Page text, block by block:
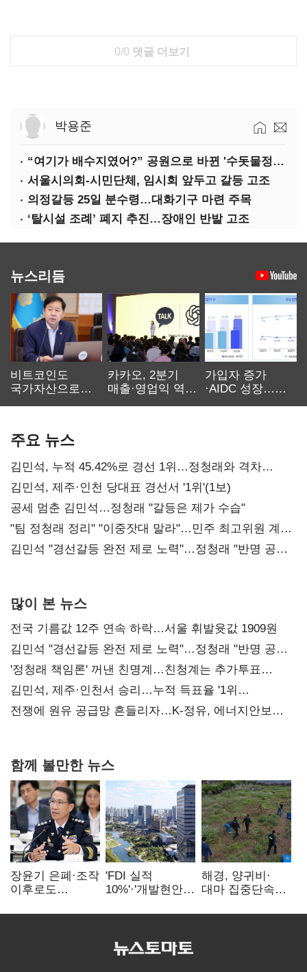
0/0 댓글 더보기
박용준
“여기가 배수지였어?” 공원으로 바뀐 '수돗물정거장'
서울시의회-시민단체, 임시회 앞두고 갈등 고조
의정갈등 25일 분수령…대화기구 마련 주목
‘탈시설 조례’ 폐지 추진…장애인 반발 고조
뉴스리듬
비트코인도
국가자산으로…'
카카오, 2분기
매출·영업익 역대
가입자 증가
·AIDC 성장…
주요 뉴스
김민석, 누적 45.42%로 경선 1위…정청래와 격차
0.86%p(2보)
김민석, 제주·인천 당대표 경선서 '1위'(1보)
공세 멈춘 김민석…정청래 "갈등은 제가 수습"
"팀 정청래 정리" "이중잣대 말라"…민주 최고위원 계파
다툼 격화
김민석 "경선갈등 완전 제로 노력"…정청래 "반명 공세
많이 본 뉴스
전국 기름값 12주 연속 하락…서울 휘발윳값 1909원
김민석 "경선갈등 완전 제로 노력"…정청래 "반명 공세
사과부터"
'정청래 책임론' 꺼낸 친명계…친청계는 추가투표
때리기
김민석, 제주·인천서 승리…누적 득표율 '1위
탈환'(종합)
전쟁에 원유 공급망 흔들리자…K-정유, 에너지안보
함께 볼만한 뉴스
장윤기 은폐·조작
이후로도
내부비위…경찰
'FDI 실적
10%'·'개발현안
인천경제청장
해경, 양귀비·
대마 집중단속…
249명 검거